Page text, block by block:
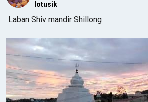
lotusik
Laban Shiv mandir Shillong